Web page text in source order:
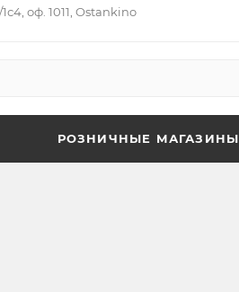
оф. 1011, Ostankino
РОЗНИЧНЫЕ МАГАЗИНЫ